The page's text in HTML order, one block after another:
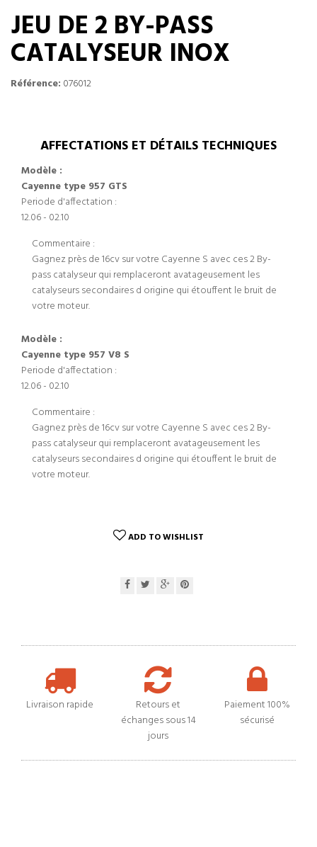
JEU DE 2 BY-PASS
CATALYSEUR INOX
Référence: 076012
AFFECTATIONS ET DÉTAILS TECHNIQUES
Modèle :
Cayenne type 957 GTS
Periode d'affectation :
12.06 - 02.10
Commentaire :
Gagnez près de 16cv sur votre Cayenne S avec ces 2 By-
pass catalyseur qui remplaceront avatageusement les
catalyseurs secondaires d origine qui étouffent le bruit de
votre moteur.
Modèle :
Cayenne type 957 V8 S
Periode d'affectation :
12.06 - 02.10
Commentaire :
Gagnez près de 16cv sur votre Cayenne S avec ces 2 By-
pass catalyseur qui remplaceront avatageusement les
catalyseurs secondaires d origine qui étouffent le bruit de
votre moteur.
ADD TO WISHLIST
Livraison rapide
Retours et
échanges sous 14
jours
Paiement 100%
sécurisé